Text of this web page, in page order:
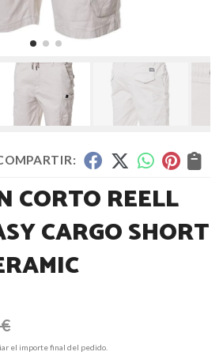
CORTO REELL
CARGO SHORT
€
el importe final del pedido.